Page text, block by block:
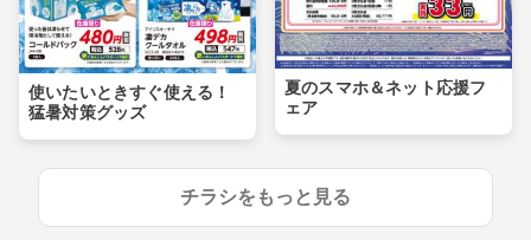
使いたいときすぐ使える！
猛暑対策グッズ
夏のスマホ＆ネット応援フ
ェア
チラシをもっと見る